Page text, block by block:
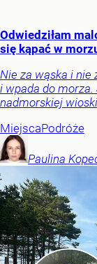
Odwiedziłam
się kąpać w
Nie za wąska i nie
i wpada do
nadmorskiej
MiejscaPodróże
Paulina